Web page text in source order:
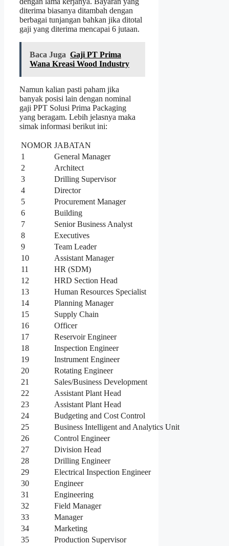
diterima biasanya ditambah dengan
berbagai tunjangan bahkan jika ditotal
gaji yang diterima mencapai 6 jutaan.
Baca Juga Gaji PT Prima
Wana Kreasi Wood Industry
Namun kalian pasti paham jika
banyak posisi lain dengan nominal
gaji PPT Solusi Prima Packaging
yang beragam. Lebih jelasnya maka
simak informasi berikut ini:
NOMOR JABATAN
1
General Manager
2
Architect
3
Drilling Supervisor
4
Director
5
Procurement Manager
6
Building
7
Senior Business Analyst
8
Executives
9
Team Leader
10
Assistant Manager
11
HR (SDM)
12
HRD Section Head
13
Human Resources Specialist
14
Planning Manager
15
Supply Chain
16
Officer
17
Reservoir Engineer
18
Inspection Engineer
19
Instrument Engineer
20
Rotating Engineer
21
Sales/Business Development
22
Assistant Plant Head
23
Assistant Plant Head
24
Budgeting and Cost Control
25
Business Intelligent and Analytics Unit
26
Control Engineer
27
Division Head
28
Drilling Engineer
29
Electrical Inspection Engineer
30
Engineer
31
Engineering
32
Field Manager
33
Manager
34
Marketing
35
Production Supervisor